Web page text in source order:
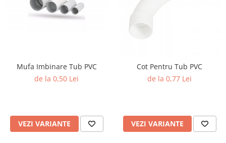
Mufa Imbinare Tub PVC
de la 0,50 Lei
VEZI VARIANTE
Cot Pentru Tub PVC
de la 0,77 Lei
VEZI VARIANTE